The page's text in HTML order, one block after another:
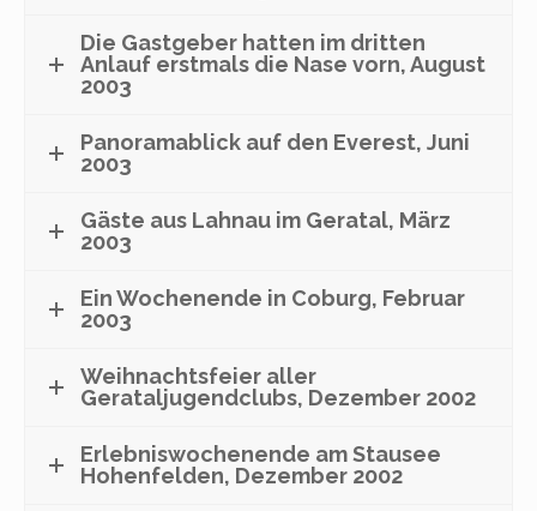
Die Gastgeber hatten im dritten
Anlauf erstmals die Nase vorn, August
2003
Panoramablick auf den Everest, Juni
2003
Gäste aus Lahnau im Geratal, März
2003
Ein Wochenende in Coburg, Februar
2003
Weihnachtsfeier aller
Gerataljugendclubs, Dezember 2002
Erlebniswochenende am Stausee
Hohenfelden, Dezember 2002